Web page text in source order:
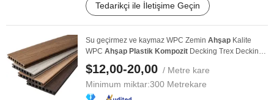
Tedarikçi ile İletişime Geçin
Su geçirmez ve kaymaz WPC Zemin Ahşap Kalite
WPC Ahşap Plastik Kompozit Decking Trex Decking
...
$12,00-20,00 / Metre kare
Minimum miktar:300 Metrekare